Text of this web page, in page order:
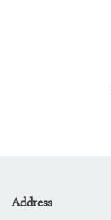
Address